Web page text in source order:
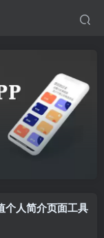
个人简介页面工具